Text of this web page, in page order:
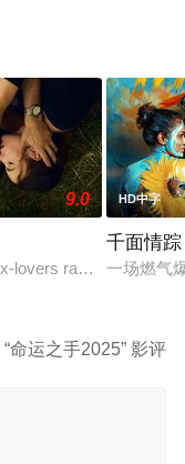
版
有狭间县警鉴识科警
9.0
lovers randomly
HD中字
千面情踪
一场燃气
“命运之手2025” 影评